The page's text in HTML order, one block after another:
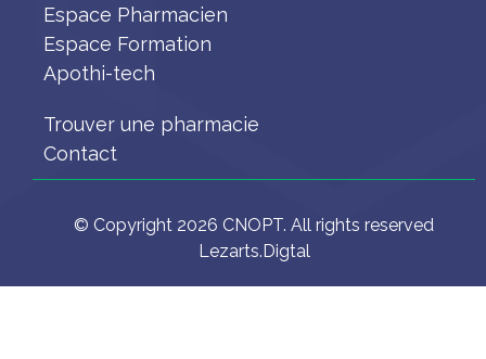
Espace Pharmacien
Espace Formation
Apothi-tech
Trouver une pharmacie
Contact
© Copyright 2026 CNOPT. All rights reserved
Lezarts.Digtal